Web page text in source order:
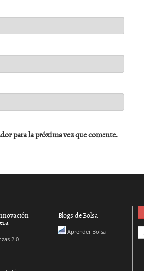
para la próxima vez que comente.
2.0
Blogs de Bolsa
Aprender Bolsa